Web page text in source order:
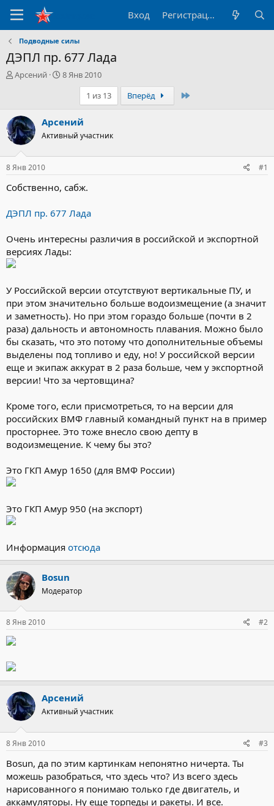
Вход Регистрация
Подводные силы
ДЭПЛ пр. 677 Лада
А
р
т
е
м
ы
Арсений
Д
н
а
ч
8 Янв 2010
1 из 13
Вперёд
Арсений
Активный участник
8 Янв 2010 #1
Собственно, сабж.
ДЭПЛ пр. 677 Лада
Очень интересны различия в российской и экспортной
версиях Лады:
У Российской версии отсутствуют вертикальные ПУ, и
при этом значительно больше водоизмещение (а значит
и заметность). Но при этом гораздо больше (почти в 2
раза) дальность и автономность плавания. Можно было
бы сказать, что это потому что дополнительные объемы
выделены под топливо и еду, но! У российской версии
еще и экипаж аккурат в 2 раза больше, чем у экспортной
версии! Что за чертовщина?
Кроме того, если присмотреться, то на версии для
российских ВМФ главный командный пункт на в пример
просторнее. Это тоже внесло свою депту в
водоизмещение. К чему бы это?
Это ГКП Амур 1650 (для ВМФ России)
Это ГКП Амур 950 (на экспорт)
Информация отсюда
Bosun
Модератор
8 Янв 2010 #2
Арсений
Активный участник
8 Янв 2010 #3
Bosun, да по этим картинкам непонятно ничерта. Ты
можешь разобраться, что здесь что? Из всего здесь
нарисованного я понимаю только где двигатель, и
аккамуляторы. Ну еще торпеды и ракеты. И все.